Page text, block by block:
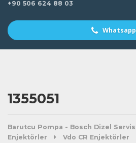
+90 506 624 88 03
Whatsapp
1355051
Barutcu Pompa - Bosch Dizel Servis
Enjektörler
Vdo CR Enjektörler